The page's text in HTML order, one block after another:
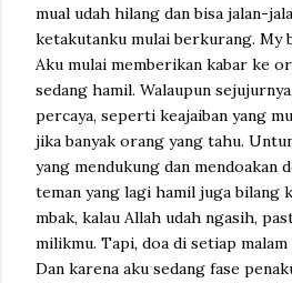
mual udah hilang dan bisa jalan-
ketakutanku mulai berkurang. My
Aku mulai memberikan kabar ke
sedang hamil. Walaupun
percaya, seperti keajaiban yang
jika banyak orang yang tahu.
yang mendukung dan mendoakan
teman yang lagi hamil juga bilang
mbak, kalau Allah udah ngasih,
milikmu. Tapi, doa di setiap
Dan karena aku sedang fase